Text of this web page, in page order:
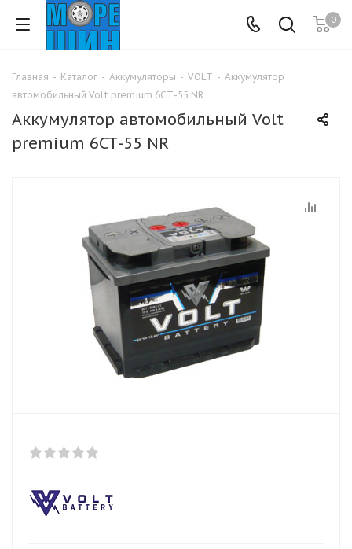
0
Главная - Каталог - Аккумуляторы - VOLT - Аккумулятор
автомобильный Volt premium 6СТ-55 NR
Аккумулятор автомобильный Volt
premium 6СТ-55 NR